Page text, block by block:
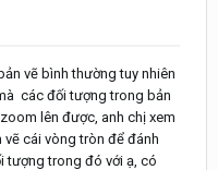
vẽ bình thường tuy nhiên
các đối tượng trong bản
lên được, anh chị xem
vẽ cái vòng tròn để đánh
tượng trong đó với ạ, có